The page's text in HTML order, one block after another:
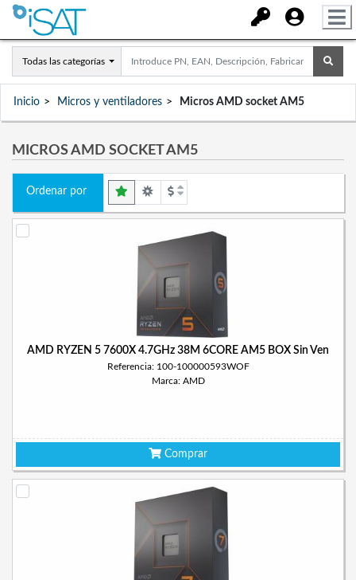
Todas las categorías
Inicio Micros y ventiladores Micros AMD socket AM5
MICROS AMD SOCKET AM5
Ordenar por
AMD RYZEN 5 7600X 4.7GHz 38M 6CORE AM5 BOX Sin Ven
Referencia: 100-100000593WOF
Marca: AMD
Comprar